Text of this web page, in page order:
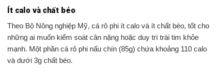
Ít calo và chất béo
Theo Bộ Nông nghiệp Mỹ, cá rô phi ít calo và ít chất béo, tốt cho
những ai muốn kiểm soát cân nặng hoặc duy trì trái tim khỏe
mạnh. Một phần cá rô phi nấu chín (85g) chứa khoảng 110 calo
và dưới 3g chất béo.